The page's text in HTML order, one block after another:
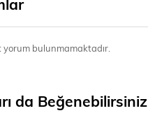
yorum bulunmamaktadır.
da Beğenebilirsiniz